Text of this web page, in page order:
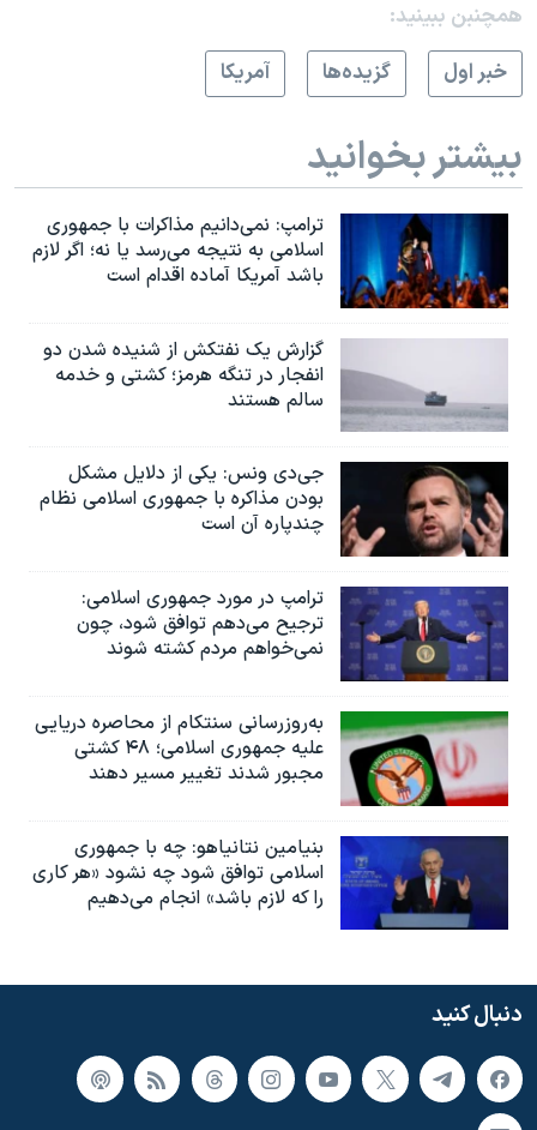
همچنبن ببینید:
خبر اول
گزيده‌ها آمريکا
بیشتر بخوانید
ترامپ: نمی‌دانیم مذاکرات با جمهوری
اسلامی به نتیجه می‌رسد یا نه؛ اگر لازم
باشد آمریکا آماده اقدام است
گزارش یک نفتکش از شنیده شدن دو
انفجار در تنگه هرمز؛ کشتی و خدمه
سالم هستند
جی‌دی ونس: یکی از دلایل مشکل
بودن مذاکره با جمهوری اسلامی نظام
چندپاره آن است
ترامپ در مورد جمهوری اسلامی:
ترجیح می‌دهم توافق شود، چون
نمی‌خواهم مردم کشته شوند
به‌روزرسانی سنتکام از محاصره دریایی
علیه جمهوری اسلامی؛ ۴۸ کشتی
مجبور شدند تغییر مسیر دهند
بنیامین نتانیاهو: چه با جمهوری
اسلامی توافق شود چه نشود «هر کاری
را که لازم باشد» انجام می‌دهیم
دنبال کنید